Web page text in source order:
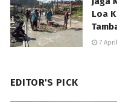
Loa
7
EDITOR'S PICK